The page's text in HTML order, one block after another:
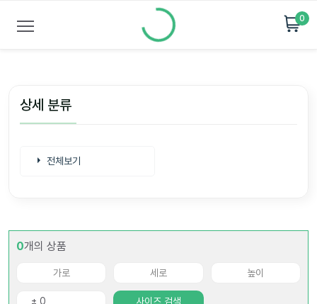
0
상세 분류
전체보기
0개의 상품
사이즈 검색